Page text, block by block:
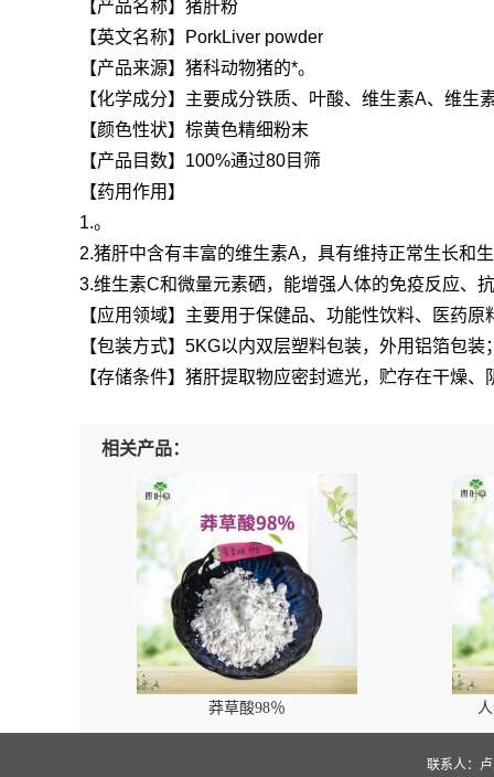
【产品名称】猪肝粉
【英文名称】PorkLiver powder
【产品来源】猪科动物猪的*。
【化学成分】主要成分铁质、叶酸、维生素A、维生
【颜色性状】棕黄色精细粉末
【产品目数】100%通过80目筛
【药用作用】
1.。
2.猪肝中含有丰富的维生素A，具有维持正常生长和
3.维生素C和微量元素硒，能增强人体的免疫反应、
【应用领域】主要用于保健品、功能性饮料、医药原
【包装方式】5KG以内双层塑料包装，外用铝箔包
【存储条件】猪肝提取物应密封遮光，贮存在干燥
相关产品：
莽草酸98％
联系人：